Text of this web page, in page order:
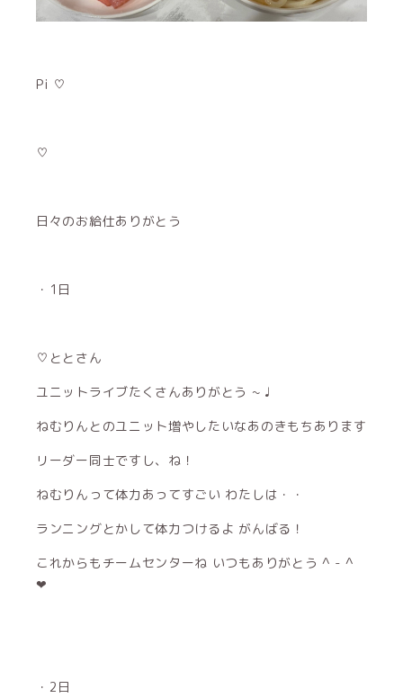
Pi ♡
♡
日々のお給仕ありがとう
・1日
♡ととさん
ユニットライブたくさんありがとう ~ ♩
ねむりんとのユニット増やしたいなあのきもちあります
リーダー同士ですし、ね！
ねむりんって体力あってすごい わたしは・・
ランニングとかして体力つけるよ がんばる！
これからもチームセンターね いつもありがとう ^ - ^
❤︎
・2日